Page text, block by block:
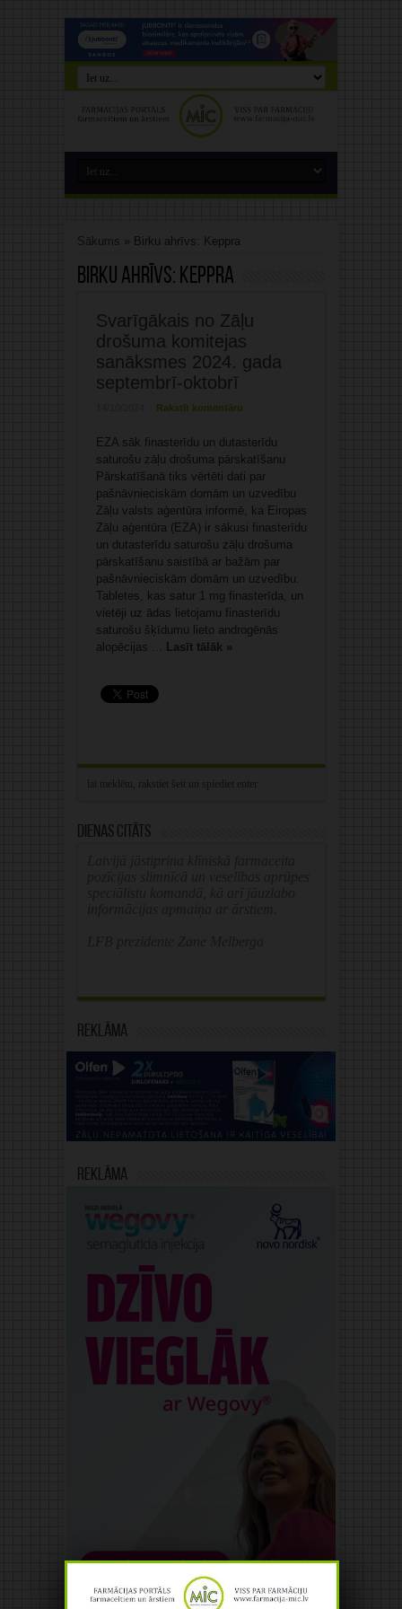
Sākums » Birku ahrīvs: Keppra
Birku ahrīvs: Keppra
Svarīgākais no Zāļu
drošuma komitejas
sanāksmes 2024. gada
septembrī-oktobrī
Rakstīt komentāru
EZA sāk finasterīdu un dutasterīdu
saturošu zāļu drošuma pārskatīšanu
Pārskatīšanā tiks vērtēti dati par
pašnāvnieciskām domām un uzvedību
Zāļu valsts aģentūra informē, ka Eiropas
Zāļu aģentūra (EZA) ir sākusi finasterīdu
un dutasterīdu saturošu zāļu drošuma
pārskatīšanu saistībā ar bažām par
pašnāvnieciskām domām un uzvedību.
Tabletes, kas satur 1 mg finasterīda, un
vietēji uz ādas lietojamu finasterīdu
saturošu šķīdumu lieto androgēnās
alopēcijas ... Lasīt tālāk »
Dienas citāts
Reklāma
Reklāma